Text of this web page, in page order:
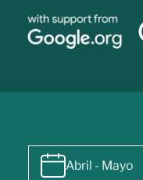
Abril - Mayo